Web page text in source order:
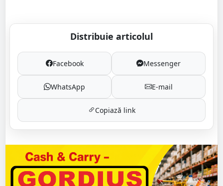
Distribuie articolul
Facebook Messenger
WhatsApp E-mail
Copiază link